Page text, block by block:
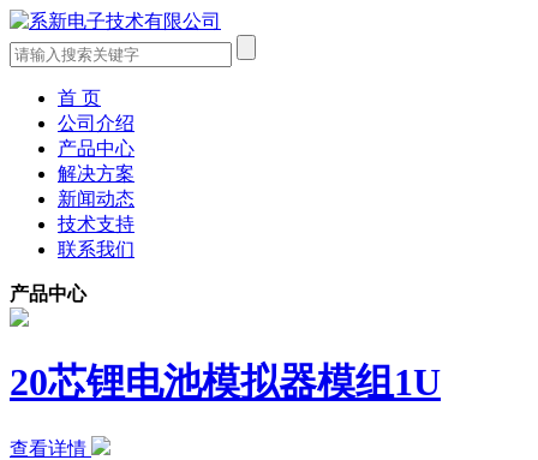
首 页
公司介绍
产品中心
解决方案
新闻动态
技术支持
联系我们
产品中心
20芯锂电池模拟器模组1U
查看详情